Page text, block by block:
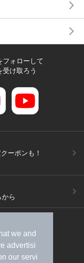
we and
advertisi
our servi
フォローして
受け取ろう
ーポンも！
ら
出稿のご案内
規約
プ 採用情報